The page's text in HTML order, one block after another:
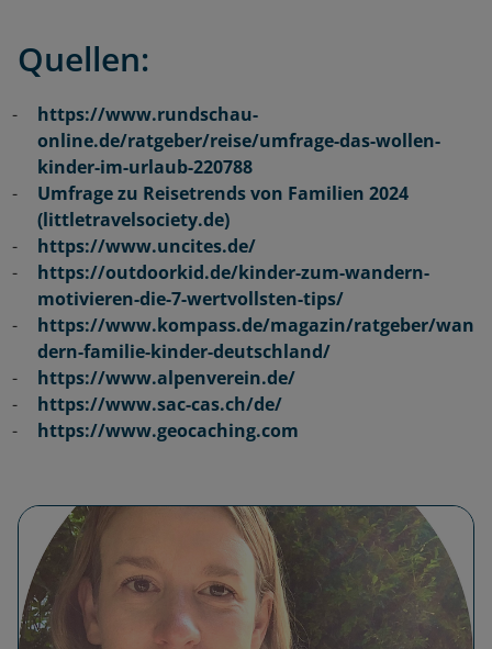
Quellen:
https://www.rundschau-
online.de/ratgeber/reise/umfrage-das-wollen-
kinder-im-urlaub-220788
Umfrage zu Reisetrends von Familien 2024
(littletravelsociety.de)
https://www.uncites.de/
https://outdoorkid.de/kinder-zum-wandern-
motivieren-die-7-wertvollsten-tips/
https://www.kompass.de/magazin/ratgeber/wan
dern-familie-kinder-deutschland/
https://www.alpenverein.de/
https://www.sac-cas.ch/de/
https://www.geocaching.com